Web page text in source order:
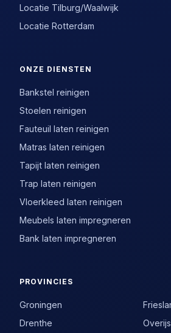
Locatie Tilburg/Waalwijk
Locatie Rotterdam
ONZE DIENSTEN
Bankstel reinigen
Stoelen reinigen
Fauteuil laten reinigen
Matras laten reinigen
Tapijt laten reinigen
Trap laten reinigen
Vloerkleed laten reinigen
Meubels laten impregneren
Bank laten impregneren
PROVINCIES
Groningen
Drenthe